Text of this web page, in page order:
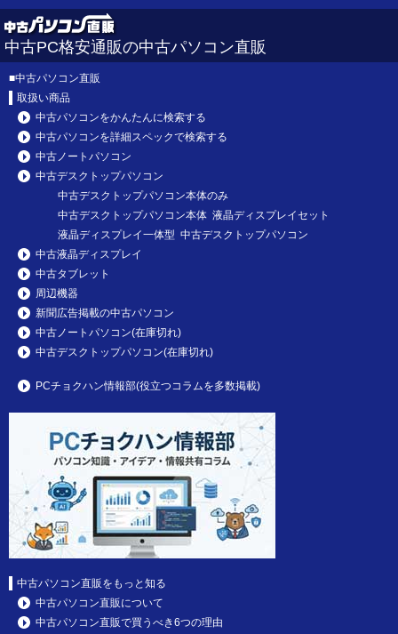
中古PC格安通販の中古パソコン直販
■中古パソコン直販
取扱い商品
中古パソコンをかんたんに検索する
中古パソコンを詳細スペックで検索する
中古ノートパソコン
中古デスクトップパソコン
中古デスクトップパソコン本体のみ
中古デスクトップパソコン本体 液晶ディスプレイセット
液晶ディスプレイ一体型 中古デスクトップパソコン
中古液晶ディスプレイ
中古タブレット
周辺機器
新聞広告掲載の中古パソコン
中古ノートパソコン(在庫切れ)
中古デスクトップパソコン(在庫切れ)
PCチョクハン情報部(役立つコラムを多数掲載)
中古パソコン直販をもっと知る
中古パソコン直販について
中古パソコン直販で買うべき6つの理由